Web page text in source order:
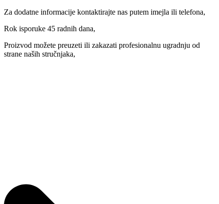
Za dodatne informacije kontaktirajte nas putem imejla ili telefona,
Rok isporuke 45 radnih dana,
Proizvod možete preuzeti ili zakazati profesionalnu ugradnju od
strane naših stručnjaka,